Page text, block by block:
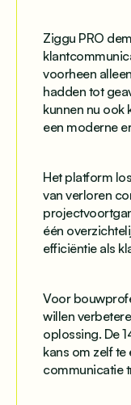
Ziggu PRO
voorheen
hadden tot
kunnen nu ook
een moderne
Het platform
van verloren
één
efficiëntie als
Voor
willen
oplossing. De
kans om zelf
communicatie